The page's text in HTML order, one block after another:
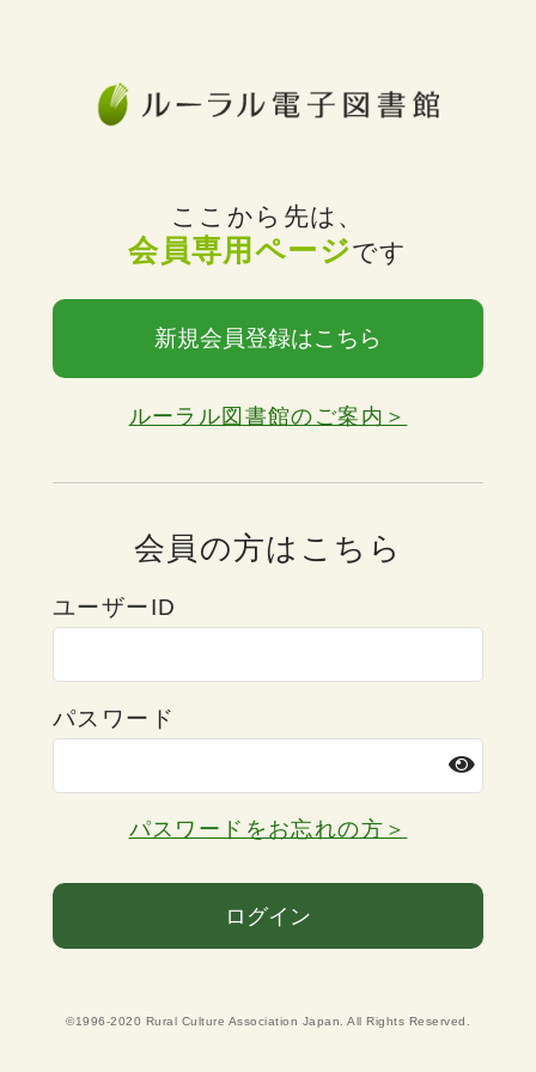
ここから先は、
会員専用ページです
新規会員登録はこちら
ルーラル図書館のご案内＞
会員の方はこちら
ユーザーID
パスワード
パスワードをお忘れの方＞
ログイン
©1996-2020 Rural Culture Association Japan. All Rights Reserved.